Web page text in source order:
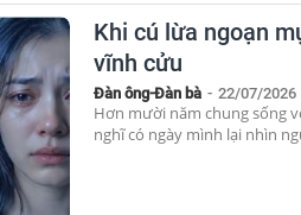
Khi cú lừa ngoạn
vĩnh cửu
Đàn ông-Đàn bà - 22/07/2026
Hơn mười năm chung sống
nghĩ có ngày mình lại nhìn